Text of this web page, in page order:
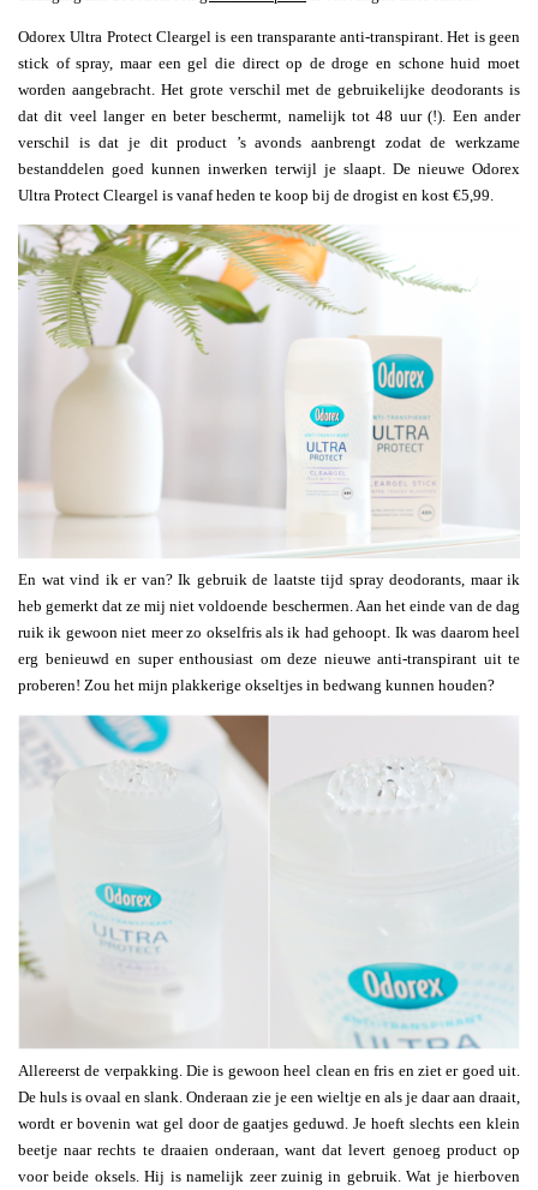
Odorex Ultra Protect Cleargel is een transparante anti-transpirant. Het is geen
stick of spray, maar een gel die direct op de droge en schone huid moet
worden aangebracht. Het grote verschil met de gebruikelijke deodorants is
dat dit veel langer en beter beschermt, namelijk tot 48 uur (!). Een ander
verschil is dat je dit product ’s avonds aanbrengt zodat de werkzame
bestanddelen goed kunnen inwerken terwijl je slaapt. De nieuwe Odorex
Ultra Protect Cleargel is vanaf heden te koop bij de drogist en kost €5,99.
En wat vind ik er van? Ik gebruik de laatste tijd spray deodorants, maar ik
heb gemerkt dat ze mij niet voldoende beschermen. Aan het einde van de dag
ruik ik gewoon niet meer zo okselfris als ik had gehoopt. Ik was daarom heel
erg benieuwd en super enthousiast om deze nieuwe anti-transpirant uit te
proberen! Zou het mijn plakkerige okseltjes in bedwang kunnen houden?
Allereerst de verpakking. Die is gewoon heel clean en fris en ziet er goed uit.
De huls is ovaal en slank. Onderaan zie je een wieltje en als je daar aan draait,
wordt er bovenin wat gel door de gaatjes geduwd. Je hoeft slechts een klein
beetje naar rechts te draaien onderaan, want dat levert genoeg product op
voor beide oksels. Hij is namelijk zeer zuinig in gebruik. Wat je hierboven